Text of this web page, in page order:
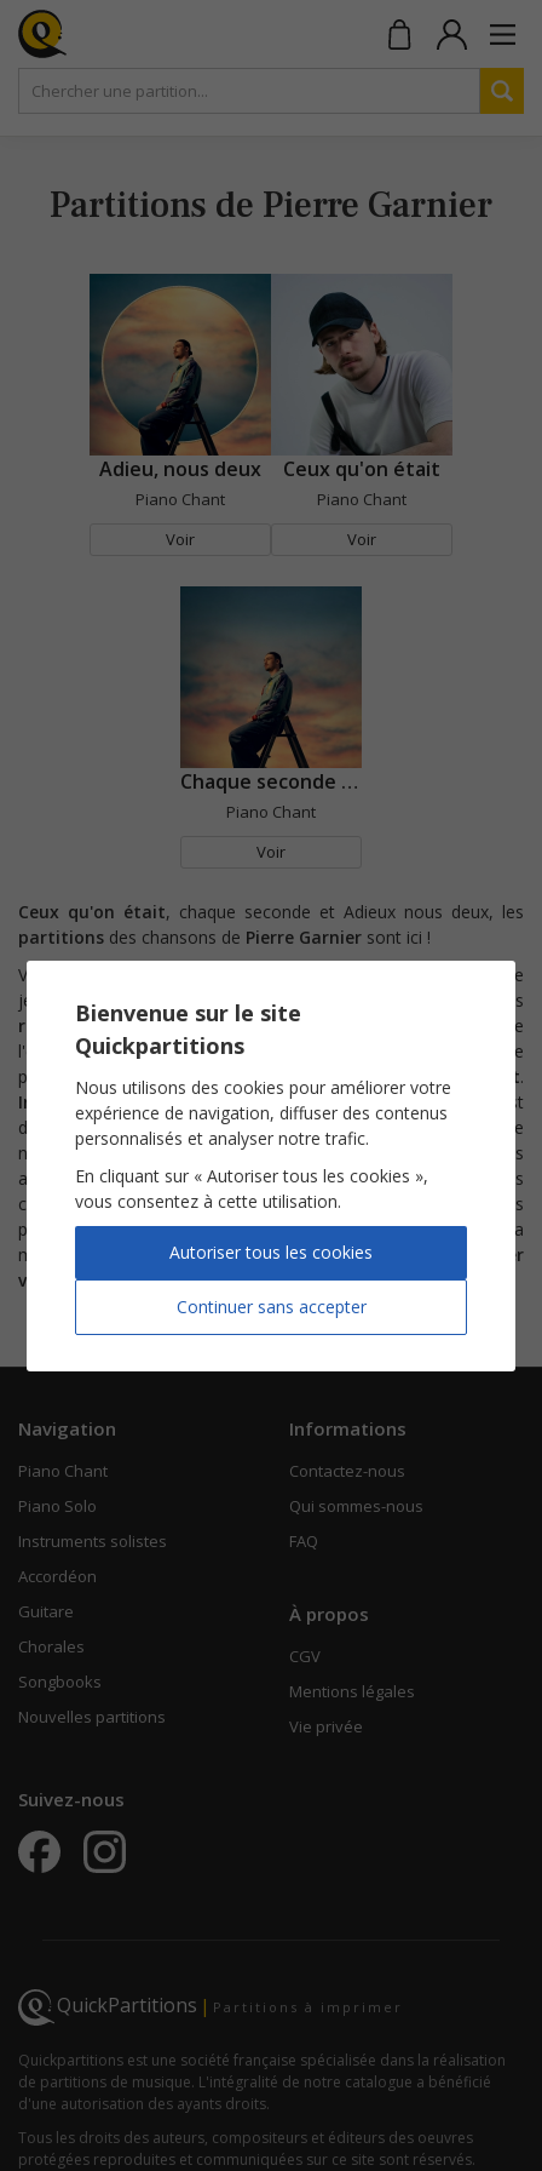
Partitions de Pierre Garnier
Ceux qu'on était, chaque seconde et Adieux nous deux, les
partitions des chansons de Pierre Garnier sont ici !
Vainqueur de la saison 2024 de l'émission
, le
jeune chanteur avait auparavant publié sur internet quelques
reprises acoustiquesde ses titres favoris. Au cours de
l'émission, il chante déjà la mélodie de ce qui deviendra le
premier
singled'un album à venir :Ceux qu'on était.
Incontournabledes émissions télé et des radios, le titre est
diffusé partout ! En fin d'année parait la version Deluxe avec de
nouveaux singles dont Adieu, nous deux. Dans leurs versions
acoustiques à la guitare, au piano... appropriez-vous ses
chansons les plus populaires en vous accompagnant avec nos
partitions. Si votre voix ou votre instrument ne sont pas dans la
même tonalité que celle de l'artiste, n'hésitez pas à
télécharger
votre partitiondans une autre tonalité.
Adieu, nous deux
Piano Chant
Voir
Ceux qu'on était
Piano Chant
Voir
Chaque seconde (feat. M. Pokora)
Piano Chant
Voir
Navigation
Piano Chant
Piano Solo
Instruments solistes
Accordéon
Guitare
Chorales
Songbooks
Nouvelles partitions
Informations
Contactez-nous
Qui sommes-nous
FAQ
À propos
CGV
Mentions légales
Vie privée
Suivez-nous
QuickPartitions | Partitions à imprimer
Quickpartitions est une société française spécialisée dans la réalisation
de partitions de musique. L'intégralité de notre catalogue a bénéficié
d'une autorisation des ayants droits.
Tous les droits des auteurs, compositeurs et éditeurs des oeuvres
protégées reproduites et communiquées sur ce site sont réservés.
Bienvenue sur le site
Quickpartitions
Nous utilisons des cookies pour améliorer votre
expérience de navigation, diffuser des contenus
personnalisés et analyser notre trafic.
En cliquant sur « Autoriser tous les cookies »,
vous consentez à cette utilisation.
Continuer sans accepter
Autoriser tous les cookies